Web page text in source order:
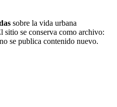
sobre la vida urbana
sitio se conserva como archivo:
se publica contenido nuevo.